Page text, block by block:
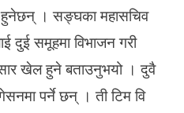
ग
फु
ल
। सङ्घका महासचिव
दुई समूहमा विभाजन गरी
खेल हुने बताउनुभयो । दुवै
पर्ने छन् । ती टिम वि